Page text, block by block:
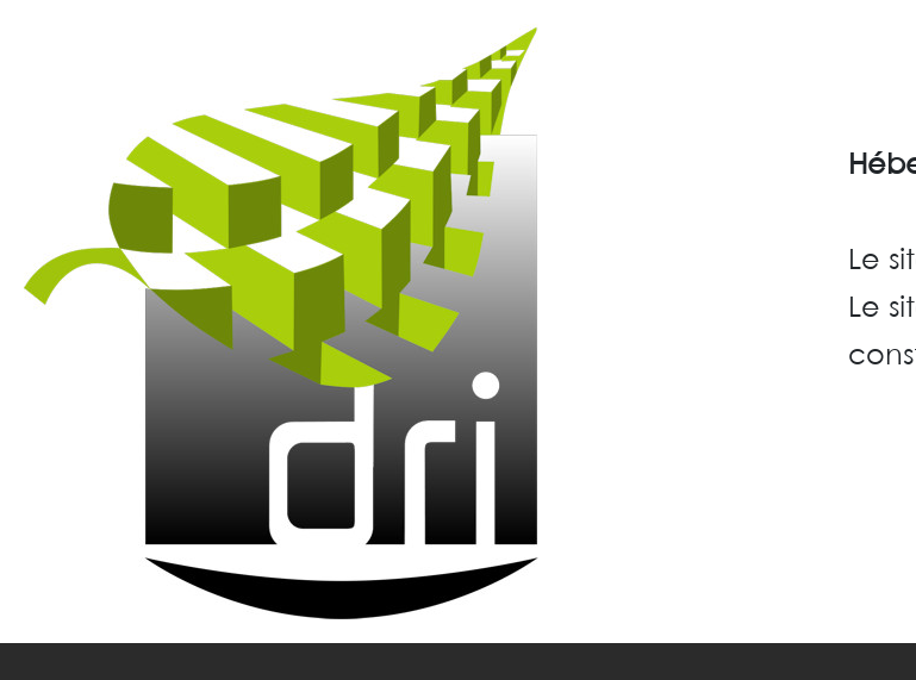
Le
Le